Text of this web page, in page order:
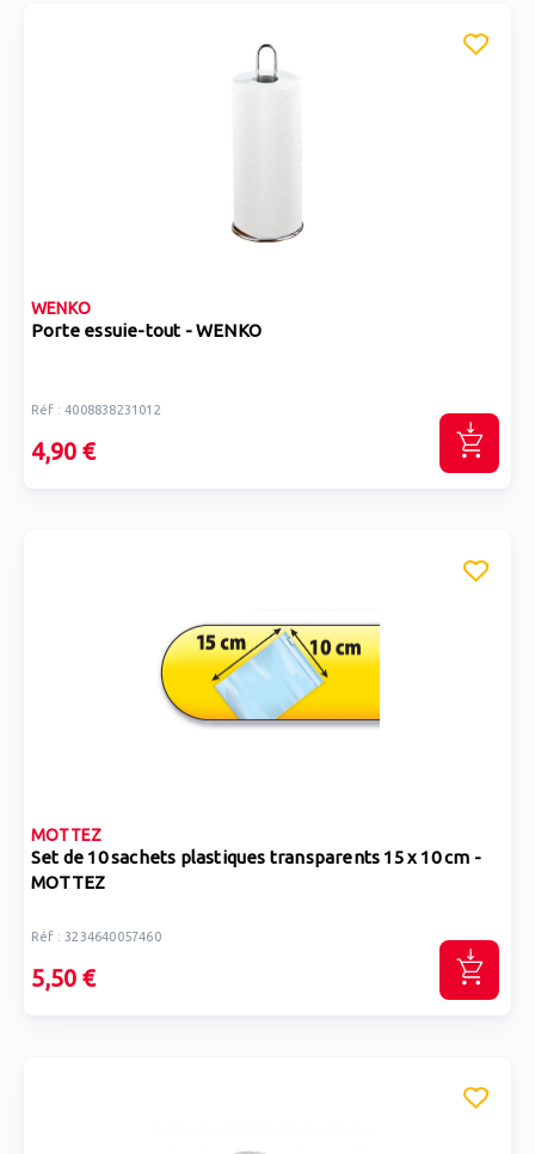
WENKO
Porte essuie-tout - WENKO
Réf : 4008838231012
4,90 €
MOTTEZ
Set de 10 sachets plastiques transparents 15 x 10 cm -
MOTTEZ
Réf : 3234640057460
5,50 €